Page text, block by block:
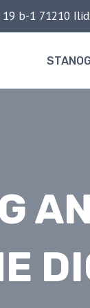
b-1 71210